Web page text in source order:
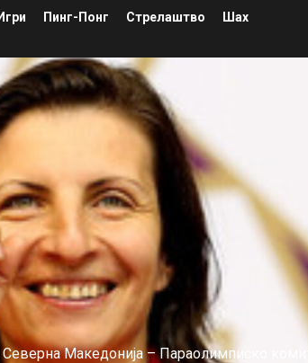
Пинг-Понг Стрелаштво
Шах
Македонија – Параолимписко